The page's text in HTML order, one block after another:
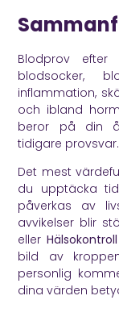
Blodprov
blodsocker,
inflammation,
och ibland
beror på din
tidigare provsvar.
Det mest
du upptäcka
påverkas av
avvikelser blir
eller
bild av
personlig
dina värden